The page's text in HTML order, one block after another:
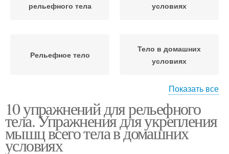
рельефного тела
условиях
Рельефное тело
Тело в домашних
условиях
рельефного тела
Упражнения для
идеального тела
Показать все
10 упражнений для рельефного
тела. Упражнения для укрепления
мышц всего тела в домашних
условиях